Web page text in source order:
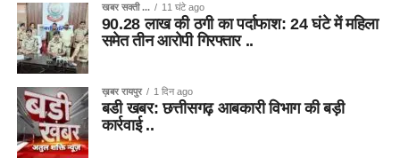
खबर सक्ती ... 11 घंटे ago
90.28 लाख की ठगी का पर्दाफाश: 24 घंटे में महिला
समेत तीन आरोपी गिरफ्तार ..
ख़बर रायपुर 1 दिन ago
बडी खबर: छत्तीसगढ़ आबकारी विभाग की बड़ी
कार्रवाई ..